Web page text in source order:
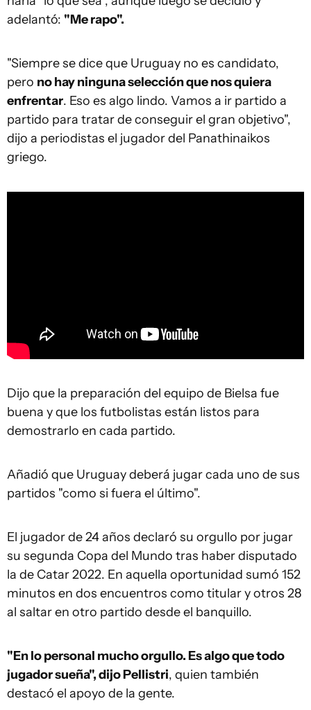
adelantó: "Me rapo".
"Siempre se dice que Uruguay no es candidato,
pero no hay ninguna selección que nos quiera
enfrentar. Eso es algo lindo. Vamos a ir partido a
partido para tratar de conseguir el gran objetivo",
dijo a periodistas el jugador del Panathinaikos
griego.
Dijo que la preparación del equipo de Bielsa fue
buena y que los futbolistas están listos para
demostrarlo en cada partido.
Añadió que Uruguay deberá jugar cada uno de sus
partidos "como si fuera el último".
El jugador de 24 años declaró su orgullo por jugar
su segunda Copa del Mundo tras haber disputado
la de Catar 2022. En aquella oportunidad sumó 152
minutos en dos encuentros como titular y otros 28
al saltar en otro partido desde el banquillo.
"En lo personal mucho orgullo. Es algo que todo
jugador sueña", dijo Pellistri, quien también
destacó el apoyo de la gente.